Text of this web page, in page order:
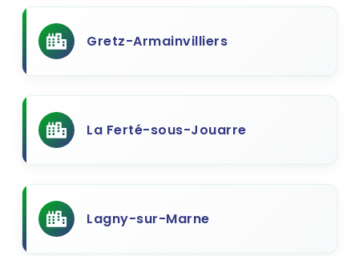
Gretz-Armainvilliers
La Ferté-sous-Jouarre
Lagny-sur-Marne